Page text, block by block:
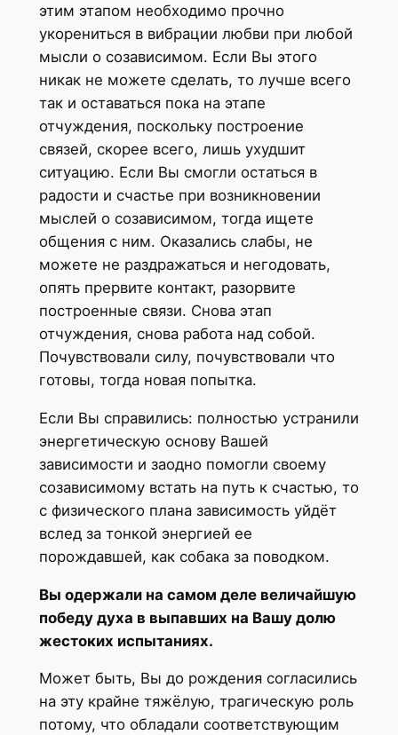
этим этапом необходимо прочно
укорениться в вибрации любви при любой
мысли о созависимом. Если Вы этого
никак не можете сделать, то лучше всего
так и оставаться пока на этапе
отчуждения, поскольку построение
связей, скорее всего, лишь ухудшит
ситуацию. Если Вы смогли остаться в
радости и счастье при возникновении
мыслей о созависимом, тогда ищете
общения с ним. Оказались слабы, не
можете не раздражаться и негодовать,
опять прервите контакт, разорвите
построенные связи. Снова этап
отчуждения, снова работа над собой.
Почувствовали силу, почувствовали что
готовы, тогда новая попытка.
Если Вы справились: полностью устранили
энергетическую основу Вашей
зависимости и заодно помогли своему
созависимому встать на путь к счастью, то
с физического плана зависимость уйдёт
вслед за тонкой энергией ее
порождавшей, как собака за поводком.
Вы одержали на самом деле величайшую
победу духа в выпавших на Вашу долю
жестоких испытаниях.
Может быть, Вы до рождения согласились
на эту крайне тяжёлую, трагическую роль
потому, что обладали соответствующим